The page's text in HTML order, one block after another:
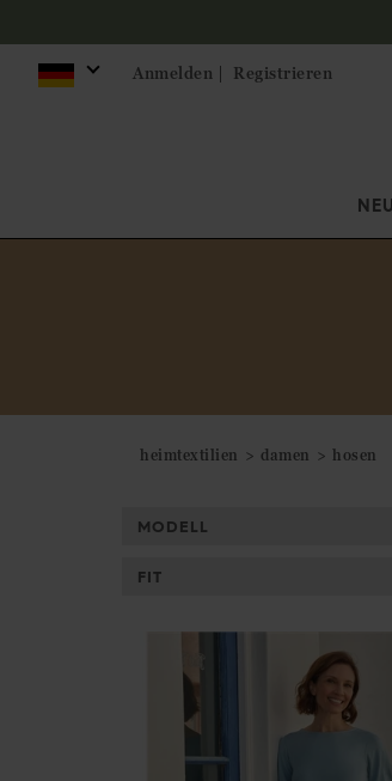
Anmelden | Registrieren
NEU
heimtextilien damen hosen
MODELL
FIT